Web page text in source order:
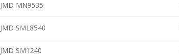
JMD MN9535
JMD SML8540
JMD SM1240